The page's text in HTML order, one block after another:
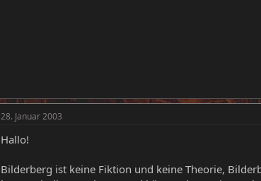
28. Januar 2003
Hallo!
Bilderberg ist keine Fiktion und keine Theorie,